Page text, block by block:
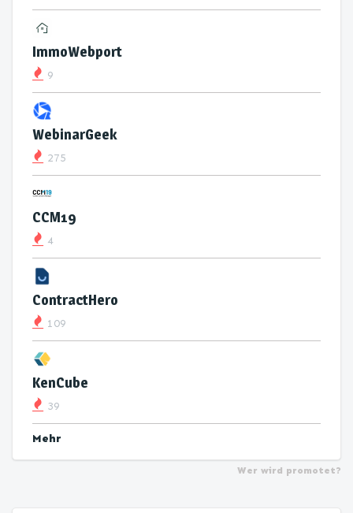
ImmoWebport
9
WebinarGeek
275
CCM19
4
ContractHero
109
KenCube
39
Mehr
Wer wird promotet?